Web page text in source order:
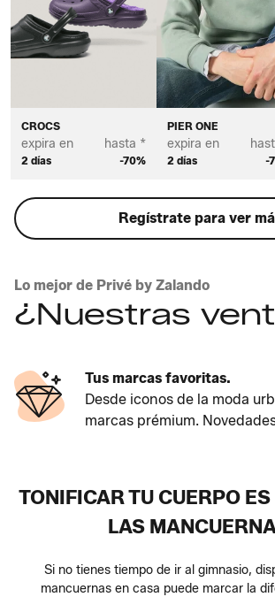
CROCS
expira en
2 días
hasta *
-70%
PIER ONE
expira en
2 días -
Regístrate para ver
Lo mejor de Privé by Zalando
¿Nuestras
Tus marcas favoritas.
Desde iconos de la moda
marcas prémium.
TONIFICAR TU CUERPO
LAS
Si no tienes tiempo de ir al gimnasio,
mancuernas en casa puede marcar la